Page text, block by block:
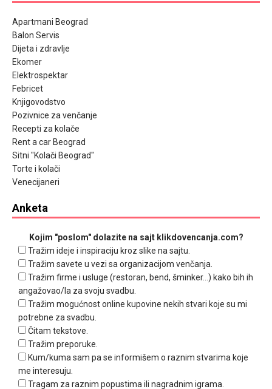
Apartmani Beograd
Balon Servis
Dijeta i zdravlje
Ekomer
Elektrospektar
Febricet
Knjigovodstvo
Pozivnice za venčanje
Recepti za kolače
Rent a car Beograd
Sitni "Kolači Beograd"
Torte i kolači
Venecijaneri
Anketa
Kojim "poslom" dolazite na sajt klikdovencanja.com?
Tražim ideje i inspiraciju kroz slike na sajtu.
Tražim savete u vezi sa organizacijom venčanja.
Tražim firme i usluge (restoran, bend, šminker...) kako bih ih
angažovao/la za svoju svadbu.
Tražim mogućnost online kupovine nekih stvari koje su mi
potrebne za svadbu.
Čitam tekstove.
Tražim preporuke.
Kum/kuma sam pa se informišem o raznim stvarima koje
me interesuju.
Tragam za raznim popustima ili nagradnim igrama.